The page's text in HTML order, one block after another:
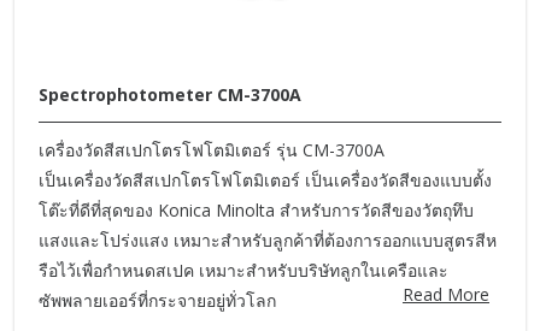
Spectrophotometer CM-3700A
เครื่องวัดสีสเปกโตรโฟโตมิเตอร์ รุ่น CM-3700A
เป็นเครื่องวัดสีสเปกโตรโฟโตมิเตอร์ เป็นเครื่องวัดสีของแบบตั้ง
โต๊ะที่ดีที่สุดของ Konica Minolta สำหรับการวัดสีของวัตถุทึบ
แสงและโปร่งแสง เหมาะสำหรับลูกค้าที่ต้องการออกแบบสูตรสีห
รือไว้เพื่อกำหนดสเปค เหมาะสำหรับบริษัทลูกในเครือและ
ซัพพลายเออร์ที่กระจายอยู่ทั่วโลก
Read More